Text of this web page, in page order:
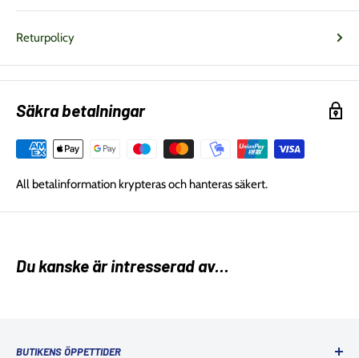
Returpolicy
Säkra betalningar
All betalinformation krypteras och hanteras säkert.
Du kanske är intresserad av...
BUTIKENS ÖPPETTIDER